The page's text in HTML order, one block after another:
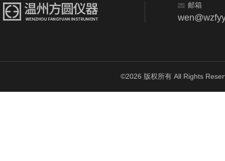
邮箱
©2026 版权所有 All Rights